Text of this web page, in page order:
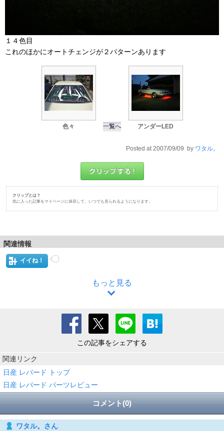
１４色目
これのほかにオートチェンジが２パターンあります
色々 一覧へ アンダーLED
Posted at 2007/09/09 by ワタル。
クリップとは？
気に入った記事をマイページに保存して、いつでも見られるようになります。
関連情報
イイね！
もっと見る
この記事をシェアする
関連リンク
日産 レパード トップ
日産 レパード パーツレビュー
コメント(0)
ワタル。さん